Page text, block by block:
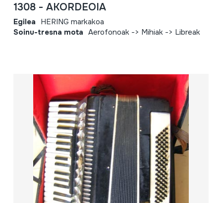
1308 - AKORDEOIA
Egilea HERING markakoa
Soinu-tresna mota Aerofonoak -> Mihiak -> Libreak